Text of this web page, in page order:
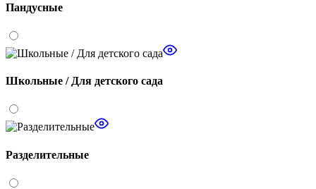
Пандусные
Школьные / Для детского сада
Разделительные